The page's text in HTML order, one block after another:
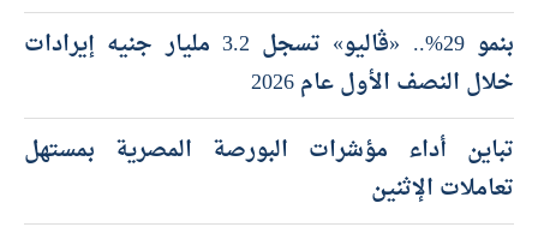
بنمو 29%.. «ڤاليو» تسجل 3.2 مليار جنيه إيرادات
خلال النصف الأول عام 2026
تباين أداء مؤشرات البورصة المصرية بمستهل
تعاملات الإثنين